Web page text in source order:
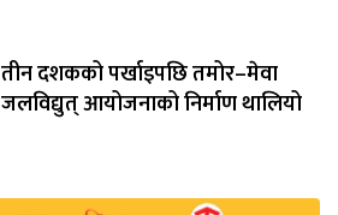
तीन दशकको पर्खाइपछि तमोर–मेवा
जलविद्युत् आयोजनाको निर्माण थालियो